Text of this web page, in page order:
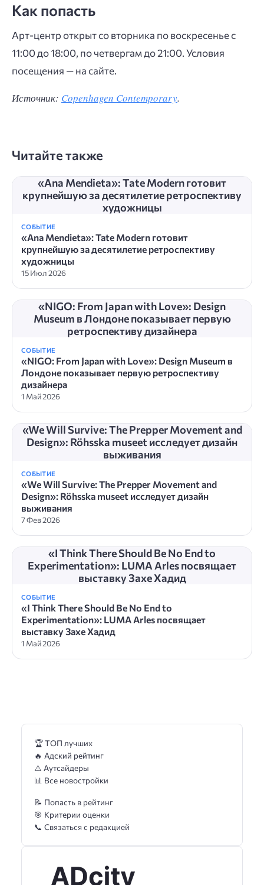
Как попасть
Арт-центр открыт со вторника по воскресенье с
11:00 до 18:00, по четвергам до 21:00. Условия
посещения — на сайте.
Источник: Copenhagen Contemporary.
Читайте также
«Ana Mendieta»: Tate Modern готовит
крупнейшую за десятилетие ретроспективу
художницы
СОБЫТИЕ
«Ana Mendieta»: Tate Modern готовит
крупнейшую за десятилетие ретроспективу
художницы
15 Июл 2026
«NIGO: From Japan with Love»: Design
Museum в Лондоне показывает первую
ретроспективу дизайнера
СОБЫТИЕ
«NIGO: From Japan with Love»: Design Museum в
Лондоне показывает первую ретроспективу
дизайнера
1 Май 2026
«We Will Survive: The Prepper Movement and
Design»: Röhsska museet исследует дизайн
выживания
СОБЫТИЕ
«We Will Survive: The Prepper Movement and
Design»: Röhsska museet исследует дизайн
выживания
7 Фев 2026
«I Think There Should Be No End to
Experimentation»: LUMA Arles посвящает
выставку Захе Хадид
СОБЫТИЕ
«I Think There Should Be No End to
Experimentation»: LUMA Arles посвящает
выставку Захе Хадид
1 Май 2026
🏆 ТОП лучших
🔥 Адский рейтинг
⚠️ Аутсайдеры
📊 Все новостройки
📝 Попасть в рейтинг
🎯 Критерии оценки
📞 Связаться с редакцией